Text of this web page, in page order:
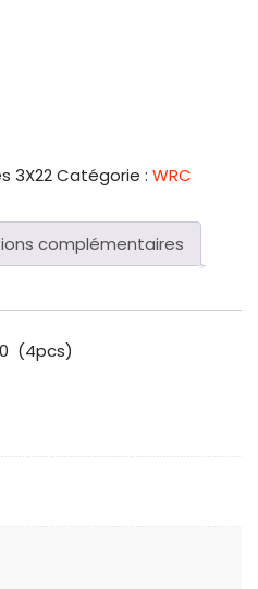
3X22Catégorie : WRC
complémentaires
(4pcs)